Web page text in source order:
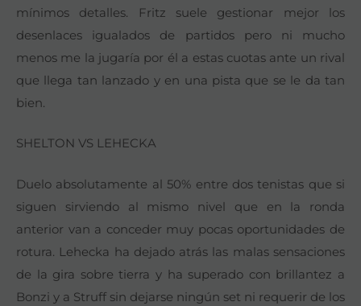
mínimos detalles. Fritz suele gestionar mejor los
desenlaces igualados de partidos pero ni mucho
menos me la jugaría por él a estas cuotas ante un rival
que llega tan lanzado y en una pista que se le da tan
bien.
SHELTON VS LEHECKA
Duelo absolutamente al 50% entre dos tenistas que si
siguen sirviendo al mismo nivel que en la ronda
anterior van a conceder muy pocas oportunidades de
rotura. Lehecka ha dejado atrás las malas sensaciones
de la gira sobre tierra y ha superado con brillantez a
Bonzi y a Struff sin dejarse ningún set ni requerir de los